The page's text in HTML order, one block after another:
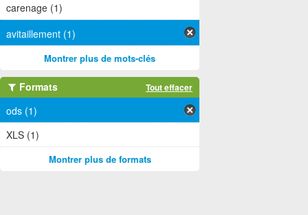
carenage (1)
avitaillement (1)
Montrer plus de mots-clés
Formats Tout effacer
ods (1)
XLS (1)
Montrer plus de formats